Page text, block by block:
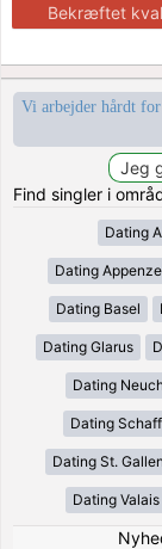
Bekræftet
Vi arbejder hårdt
Find singler i
Dating
Dating
Dating Basel
Dating Glarus
Dating
Dating
Dating St. Gallen
Dating Valais